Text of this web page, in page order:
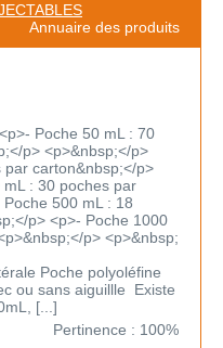
Annuaire des produits
Poche 50 mL : 70
p> <p>&nbsp;</p>
carton&nbsp;</p>
: 30 poches par
500 mL : 18
p> <p>- Poche 1000
p> <p>&nbsp;
Poche polyoléfine
ou sans aiguillle Existe
[...]
Pertinence : 100%